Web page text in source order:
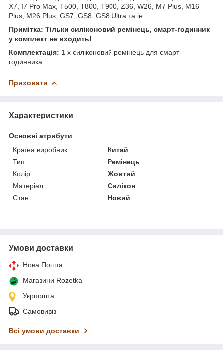
X7, I7 Pro Max, T500, T800, T900, Z36, W26, M7 Plus, M16
Plus, M26 Plus, GS7, GS8, GS8 Ultra та ін.
Примітка: Тільки силіконовий ремінець, смарт-годинник
у комплект не входить!
Комплектація: 1 x силіконовий ремінець для смарт-
годинника.
Приховати
Характеристики
Основні атрибути
Країна виробник
Китай
Тип
Ремінець
Колір
Жовтий
Матеріал
Силікон
Стан
Новий
Умови доставки
Нова Пошта
Магазини Rozetka
Укрпошта
Самовивіз
Всі умови доставки